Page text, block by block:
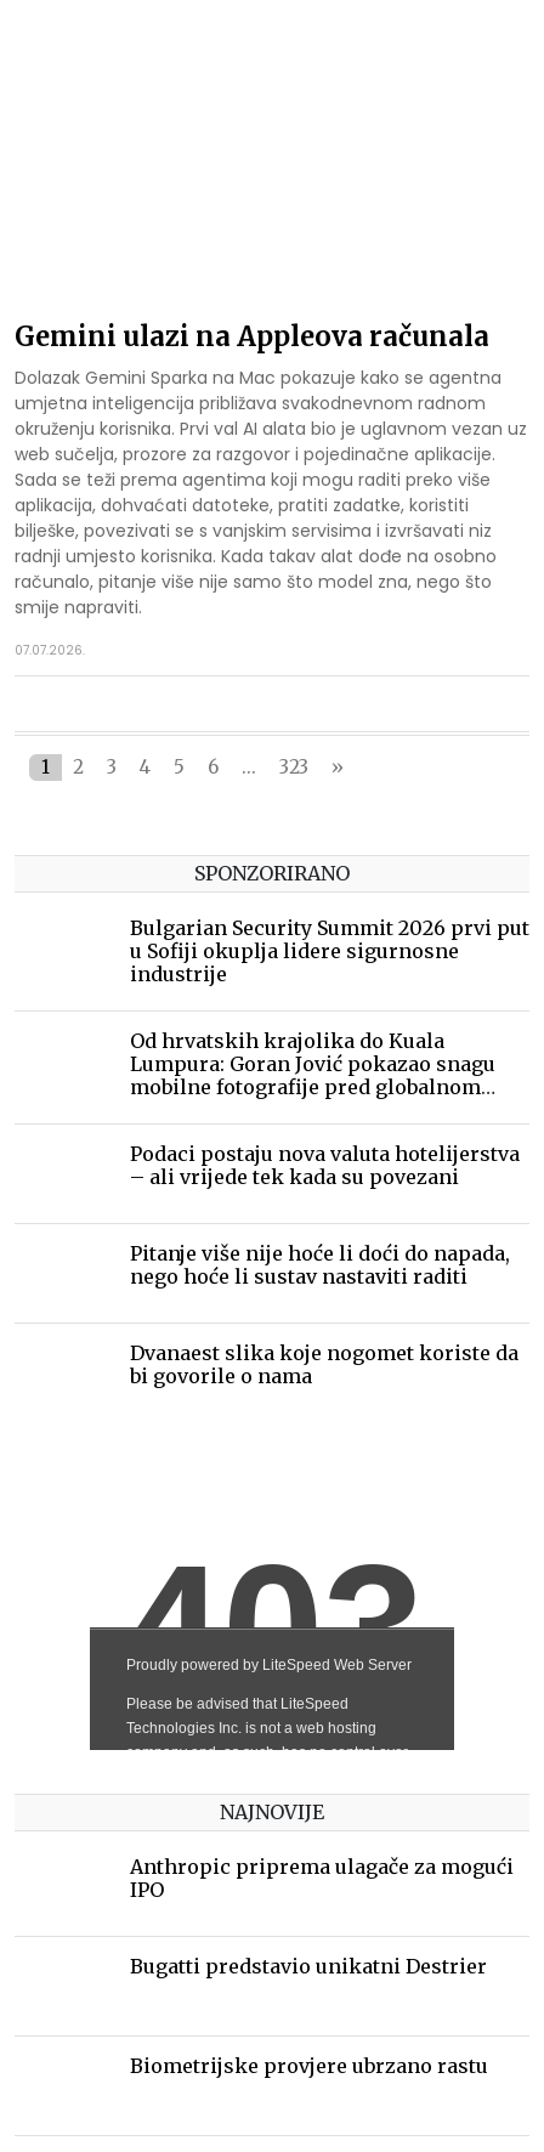
Gemini ulazi na Appleova računala
Dolazak Gemini Sparka na Mac pokazuje kako se agentna
umjetna inteligencija približava svakodnevnom radnom
okruženju korisnika. Prvi val AI alata bio je uglavnom vezan uz
web sučelja, prozore za razgovor i pojedinačne aplikacije.
Sada se teži prema agentima koji mogu raditi preko više
aplikacija, dohvaćati datoteke, pratiti zadatke, koristiti
bilješke, povezivati se s vanjskim servisima i izvršavati niz
radnji umjesto korisnika. Kada takav alat dođe na osobno
računalo, pitanje više nije samo što model zna, nego što
smije napraviti.
07.07.2026.
1 2 3 4 5 6 ... 323 »
SPONZORIRANO
Bulgarian Security Summit 2026 prvi put
u Sofiji okuplja lidere sigurnosne
industrije
Od hrvatskih krajolika do Kuala
Lumpura: Goran Jović pokazao snagu
mobilne fotografije pred globalnom
Podaci postaju nova valuta hotelijerstva
– ali vrijede tek kada su povezani
Pitanje više nije hoće li doći do napada,
nego hoće li sustav nastaviti raditi
Dvanaest slika koje nogomet koriste da
bi govorile o nama
NAJNOVIJE
Anthropic priprema ulagače za mogući
IPO
Bugatti predstavio unikatni Destrier
Biometrijske provjere ubrzano rastu